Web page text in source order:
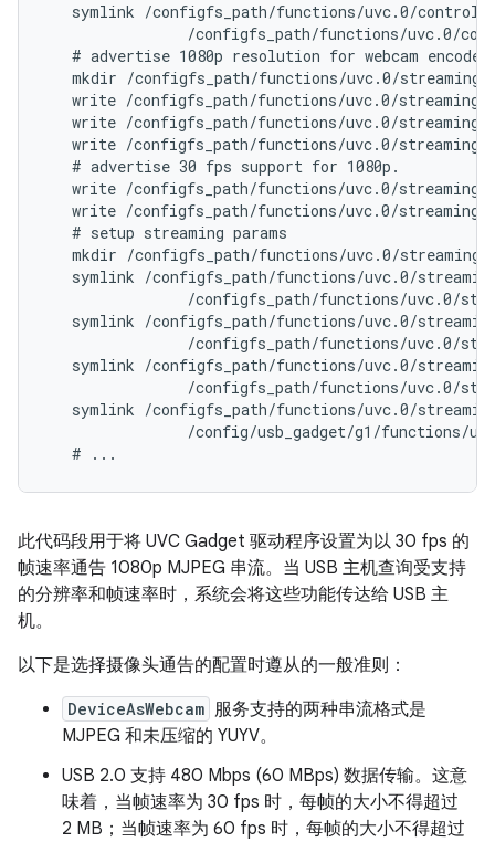
symlink /configfs_path/functions/uvc.0/control/
/configfs_path/functions/uvc.0/
# advertise 1080p resolution for webcam
mkdir /configfs_path/functions/uvc.0/
write /configfs_path/functions/uvc.0/
write /configfs_path/functions/uvc.0/
write /configfs_path/functions/uvc.0/
   # advertise 30 fps support for 1080p.
write /configfs_path/functions/uvc.0/
write /configfs_path/functions/uvc.0/
   # setup streaming params
mkdir /configfs_path/functions/uvc.0/streaming/
symlink /configfs_path/functions/uvc.0/
/configfs_path/functions/uvc.0/
symlink /configfs_path/functions/uvc.0/
/configfs_path/functions/uvc.0/
symlink /configfs_path/functions/uvc.0/
/configfs_path/functions/uvc.0/
symlink /configfs_path/functions/uvc.0/
/config/usb_gadget/g1/functions/
此代码段用于将 UVC Gadget 驱动程序设置为以 30 fps 的
帧速率通告 1080p MJPEG 串流。当 USB 主机查询受支持
的分辨率和帧速率时，系统会将这些功能传达给 USB 主
机。
以下是选择摄像头通告的配置时遵从的一般准则：
DeviceAsWebcam 服务支持的两种串流格式是
MJPEG 和未压缩的 YUYV。
USB 2.0 支持 480 Mbps (60 MBps) 数据传输。这意
味着，当帧速率为 30 fps 时，每帧的大小不得超过
2 MB；当帧速率为 60 fps 时，每帧的大小不得超过